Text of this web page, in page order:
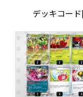
デッキコー